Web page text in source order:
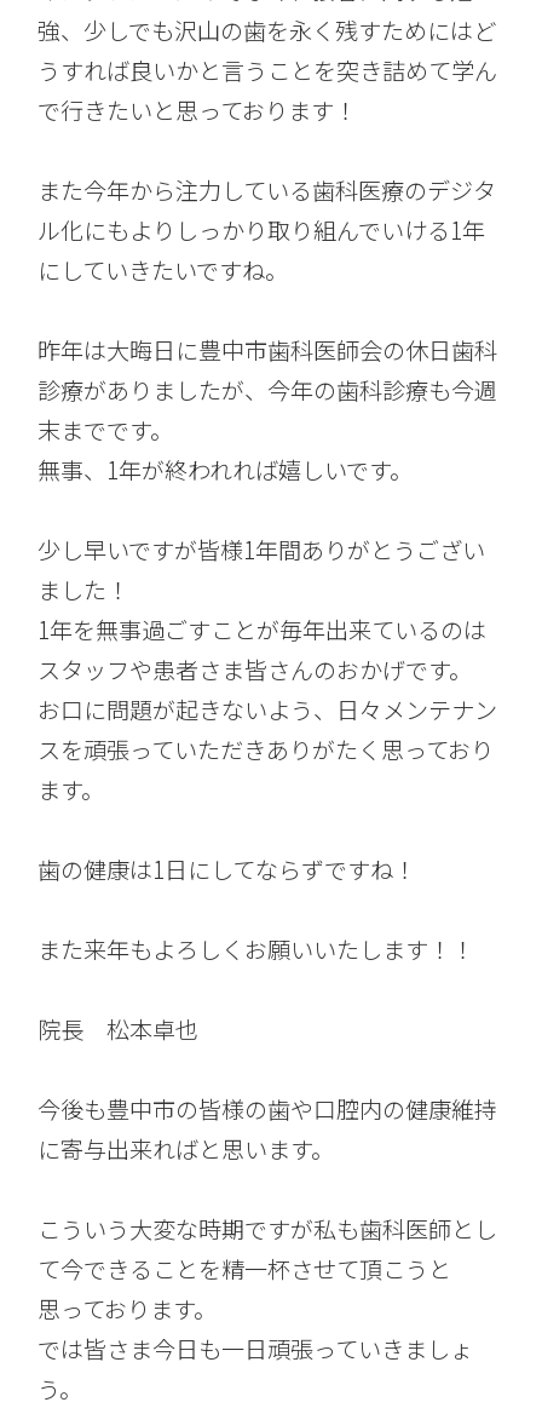
強、少しでも沢山の歯を永く残すためにはど
うすれば良いかと言うことを突き詰めて学ん
で行きたいと思っております！
また今年から注力している歯科医療のデジタ
ル化にもよりしっかり取り組んでいける1年
にしていきたいですね。
昨年は大晦日に豊中市歯科医師会の休日歯科
診療がありましたが、今年の歯科診療も今週
末までです。
無事、1年が終われれば嬉しいです。
少し早いですが皆様1年間ありがとうござい
ました！
1年を無事過ごすことが毎年出来ているのは
スタッフや患者さま皆さんのおかげです。
お口に問題が起きないよう、日々メンテナン
スを頑張っていただきありがたく思っており
ます。
歯の健康は1日にしてならずですね！
また来年もよろしくお願いいたします！！
院長 松本卓也
今後も豊中市の皆様の歯や口腔内の健康維持
に寄与出来ればと思います。
こういう大変な時期ですが私も歯科医師とし
て今できることを精一杯させて頂こうと
思っております。
では皆さま今日も一日頑張っていきましょ
う。